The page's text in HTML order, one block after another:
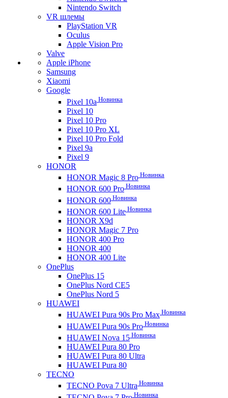
Nintendo Switch
VR шлемы
PlayStation VR
Oculus
Apple Vision Pro
Valve
Apple iPhone
Samsung
Xiaomi
Google
Pixel 10a Новинка
Pixel 10
Pixel 10 Pro
Pixel 10 Pro XL
Pixel 10 Pro Fold
Pixel 9a
Pixel 9
HONOR
HONOR Magic 8 Pro Новинка
HONOR 600 Pro Новинка
HONOR 600 Новинка
HONOR 600 Lite Новинка
HONOR X9d
HONOR Magic 7 Pro
HONOR 400 Pro
HONOR 400
HONOR 400 Lite
OnePlus
OnePlus 15
OnePlus Nord CE5
OnePlus Nord 5
HUAWEI
HUAWEI Pura 90s Pro Max Новинка
HUAWEI Pura 90s Pro Новинка
HUAWEI Nova 15 Новинка
HUAWEI Pura 80 Pro
HUAWEI Pura 80 Ultra
HUAWEI Pura 80
TECNO
TECNO Pova 7 Ultra Новинка
Новинка